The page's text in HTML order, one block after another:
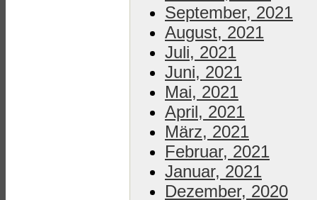
September, 2021
August, 2021
Juli, 2021
Juni, 2021
Mai, 2021
April, 2021
März, 2021
Februar, 2021
Januar, 2021
Dezember, 2020